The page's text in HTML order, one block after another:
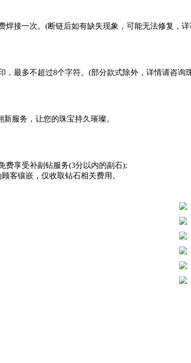
接一次。(断链后如有缺失现象，可能无法修复，详
最多不超过8个字符。(部分款式除外，详情请咨询
服务，让您的珠宝持久璀璨。
费享受补副钻服务(3分以内的副石);
客镶嵌，仅收取钻石相关费用。